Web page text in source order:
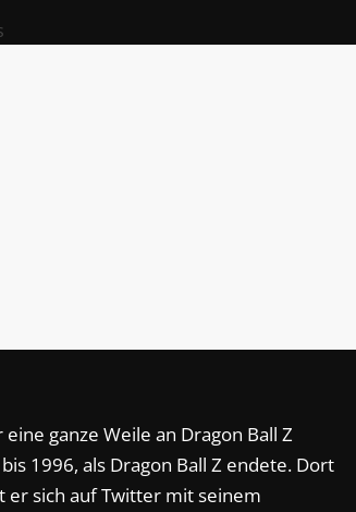
ganze Weile an Dragon Ball Z
1996, als Dragon Ball Z endete. Dort
er sich auf Twitter mit seinem